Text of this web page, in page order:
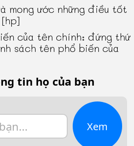
mong ước những điều tốt
của tên chính: đứng thứ
sách tên phổ biến của
tin họ của bạn
Xem